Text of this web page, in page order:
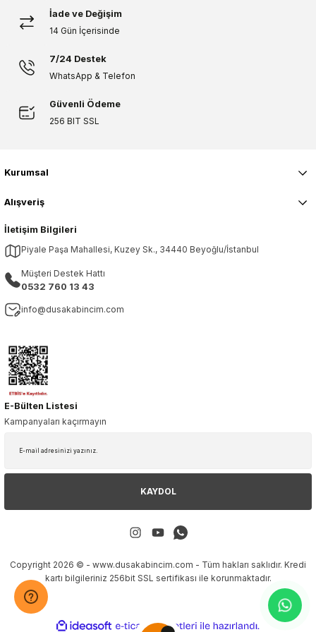
Bu ürüne benzer farklı alternatifler olmalı.
İade ve Değişim
14 Gün İçerisinde
7/24 Destek
WhatsApp & Telefon
Güvenli Ödeme
256 BIT SSL
İletişim Bilgileri
Piyale Paşa Mahallesi, Kuzey Sk., 34440 Beyoğlu/İstanbul
Müşteri Destek Hattı
0532 760 13 43
info@dusakabincim.com
Kurumsal
Alışveriş
E-Bülten Listesi
Kampanyaları kaçırmayın
KAYDOL
Copyright 2026 © - www.dusakabincim.com - Tüm hakları saklıdır. Kredi
kartı bilgileriniz 256bit SSL sertifikası ile korunmaktadır.
ideasoft e-